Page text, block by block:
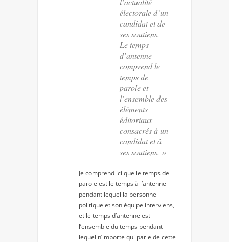
électorale d’un
candidat et de
ses soutiens.
Le temps
d’antenne
comprend le
temps de
parole et
l’ensemble des
éléments
éditoriaux
consacrés à un
candidat et à
ses soutiens. »
Je comprend ici que le temps de
parole est le temps à l’antenne
pendant lequel la personne
politique et son équipe interviens,
et le temps d’antenne est
l’ensemble du temps pendant
lequel n’importe qui parle de cette